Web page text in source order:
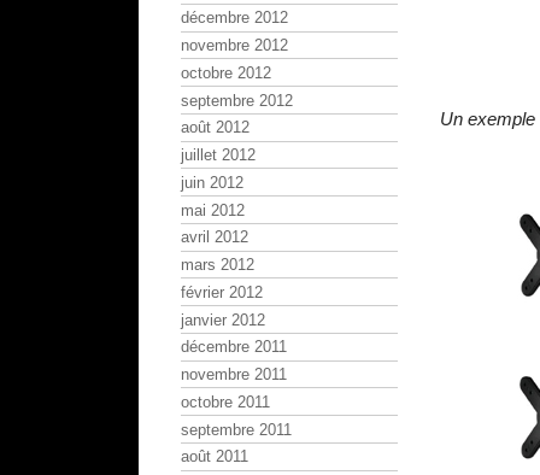
Un
décembre 2012
novembre 2012
octobre 2012
septembre 2012
août 2012
juillet 2012
juin 2012
mai 2012
avril 2012
mars 2012
février 2012
janvier 2012
décembre 2011
novembre 2011
octobre 2011
septembre 2011
août 2011